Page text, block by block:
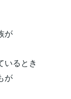
が
いるとき
が